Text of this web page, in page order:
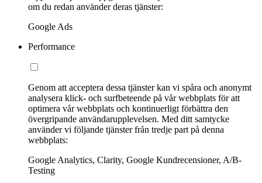
om du redan använder deras tjänster:
Google Ads
Performance
Genom att acceptera dessa tjänster kan vi spåra och anonymt
analysera klick- och surfbeteende på vår webbplats för att
optimera vår webbplats och kontinuerligt förbättra den
övergripande användarupplevelsen. Med ditt samtycke
använder vi följande tjänster från tredje part på denna
webbplats:
Google Analytics, Clarity, Google Kundrecensioner, A/B-
Testing